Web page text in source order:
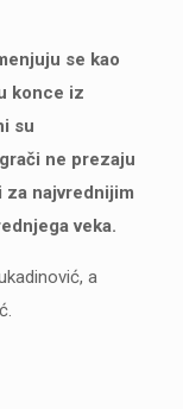
se kao
konce iz
su
ne prezaju
za najvrednijim
veka.
a